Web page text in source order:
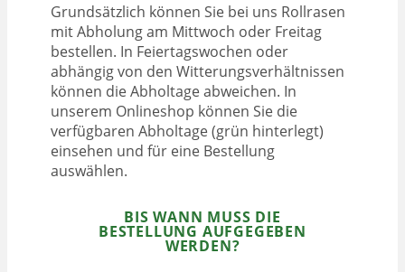
Grundsätzlich können Sie bei uns Rollrasen
mit Abholung am Mittwoch oder Freitag
bestellen. In Feiertagswochen oder
abhängig von den Witterungsverhältnissen
können die Abholtage abweichen. In
unserem Onlineshop können Sie die
verfügbaren Abholtage (grün hinterlegt)
einsehen und für eine Bestellung
auswählen.
BIS WANN MUSS DIE
BESTELLUNG AUFGEGEBEN
WERDEN?